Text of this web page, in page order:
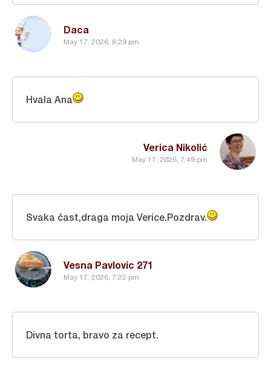
Daca
May 17, 2026, 8:29 pm
Verica Nikolić
May 17, 2026, 7:49 pm
Hvala Ana
Vesna Pavlovic 271
May 17, 2026, 7:22 pm
Svaka čast,draga moja Verice.Pozdrav.
Divna torta, bravo za recept.